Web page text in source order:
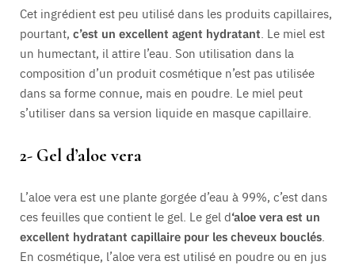
Cet ingrédient est peu utilisé dans les produits capillaires,
pourtant, c’est un excellent agent hydratant . Le miel est
un humectant, il attire l’eau. Son utilisation dans la
composition d’un produit cosmétique n’est pas utilisée
dans sa forme connue, mais en poudre. Le miel peut
s’utiliser dans sa version liquide en masque capillaire.
2- Gel d’aloe vera
L’aloe vera est une plante gorgée d’eau à 99%, c’est dans
ces feuilles que contient le gel. Le gel d‘aloe vera est un
excellent hydratant capillaire pour les cheveux bouclés
En cosmétique, l’aloe vera est utilisé en poudre ou en jus